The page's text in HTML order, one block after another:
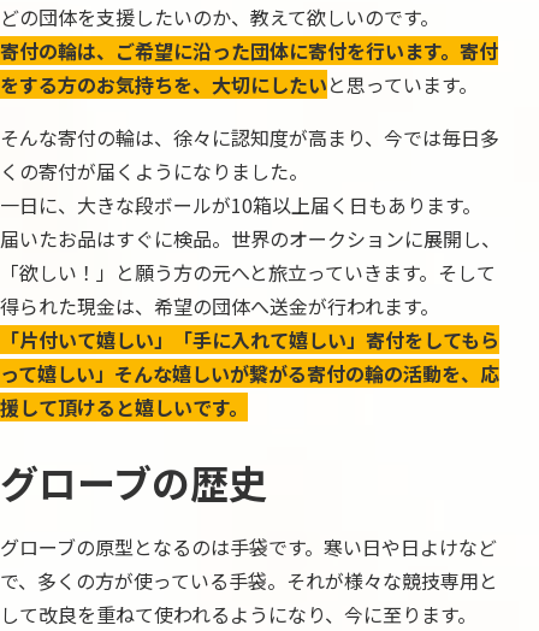
どの団体を支援したいのか、教えて欲しいのです。
寄付の輪は、ご希望に沿った団体に寄付を行います。寄付
をする方のお気持ちを、大切にしたいと思っています。
そんな寄付の輪は、徐々に認知度が高まり、今では毎日多
くの寄付が届くようになりました。
一日に、大きな段ボールが10箱以上届く日もあります。
届いたお品はすぐに検品。世界のオークションに展開し、
「欲しい！」と願う方の元へと旅立っていきます。そして
得られた現金は、希望の団体へ送金が行われます。
「片付いて嬉しい」「手に入れて嬉しい」寄付をしてもら
って嬉しい」そんな嬉しいが繋がる寄付の輪の活動を、応
援して頂けると嬉しいです。
グローブの歴史
グローブの原型となるのは手袋です。寒い日や日よけなど
で、多くの方が使っている手袋。それが様々な競技専用と
して改良を重ねて使われるようになり、今に至ります。